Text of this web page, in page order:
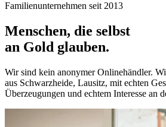
Familienunternehmen seit 2013
Menschen, die selbst
an Gold glauben.
Wir sind kein anonymer Onlinehändler.
aus Schwarzheide, Lausitz, mit echten
Überzeugungen und echtem Interesse an